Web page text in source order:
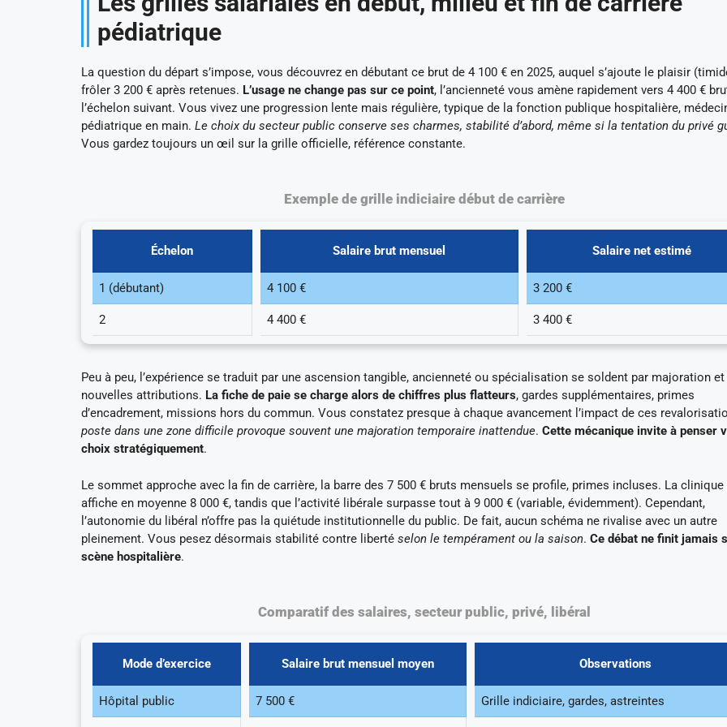
pédiatrique
La question du départ s’impose, vous découvrez en débutant ce brut de 4 100 € en 2025, auquel s’ajoute le plaisir
frôler 3 200 € après retenues. L’usage ne change pas sur ce point, l’ancienneté vous amène rapidement vers 4 400 €
l’échelon suivant. Vous vivez une progression lente mais régulière, typique de la fonction publique hospitalière,
pédiatrique en main. Le choix du secteur public conserve ses charmes, stabilité d’abord, même si la tentation du privé
Vous gardez toujours un œil sur la grille officielle, référence constante.
Exemple de grille indiciaire début de carrière
Échelon Salaire brut mensuel Salaire net estimé
1 (débutant) 4 100 € 3 200 €
2 4 400 € 3 400 €
Peu à peu, l’expérience se traduit par une ascension tangible, ancienneté ou spécialisation se soldent par majoration et
nouvelles attributions. La fiche de paie se charge alors de chiffres plus flatteurs, gardes supplémentaires, primes
d’encadrement, missions hors du commun. Vous constatez presque à chaque avancement l’impact de ces
poste dans une zone difficile provoque souvent une majoration temporaire inattendue. Cette mécanique invite à penser
choix stratégiquement.
Le sommet approche avec la fin de carrière, la barre des 7 500 € bruts mensuels se profile, primes incluses. La clinique
affiche en moyenne 8 000 €, tandis que l’activité libérale surpasse tout à 9 000 € (variable, évidemment). Cependant,
l’autonomie du libéral n’offre pas la quiétude institutionnelle du public. De fait, aucun schéma ne rivalise avec un autre
pleinement. Vous pesez désormais stabilité contre liberté selon le tempérament ou la saison. Ce débat ne finit jamais
scène hospitalière.
Comparatif des salaires, secteur public, privé, libéral
Mode d’exercice Salaire brut mensuel moyen Observations
Hôpital public 7 500 € Grille indiciaire, gardes, astreintes